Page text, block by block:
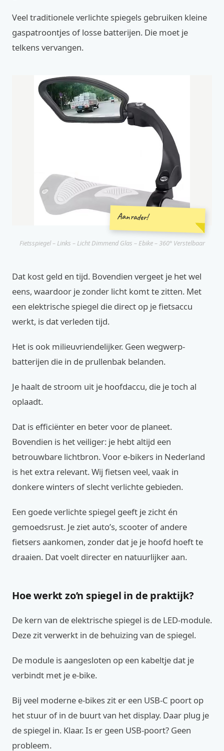
Veel traditionele verlichte spiegels gebruiken kleine
gaspatroontjes of losse batterijen. Die moet je
telkens vervangen.
Aanrader!
Fietsspiegel – Links – Licht Dimmend Glas – Ebike – 360° Verstelbaar
Dat kost geld en tijd. Bovendien vergeet je het wel
eens, waardoor je zonder licht komt te zitten. Met
een elektrische spiegel die direct op je fietsaccu
werkt, is dat verleden tijd.
Het is ook milieuvriendelijker. Geen wegwerp-
batterijen die in de prullenbak belanden.
Je haalt de stroom uit je hoofdaccu, die je toch al
oplaadt.
Dat is efficiënter en beter voor de planeet.
Bovendien is het veiliger: je hebt altijd een
betrouwbare lichtbron. Voor e-bikers in Nederland
is het extra relevant. Wij fietsen veel, vaak in
donkere winters of slecht verlichte gebieden.
Een goede verlichte spiegel geeft je zicht én
gemoedsrust. Je ziet auto’s, scooter of andere
fietsers aankomen, zonder dat je je hoofd hoeft te
draaien. Dat voelt directer en natuurlijker aan.
Hoe werkt zo’n spiegel in de praktijk?
De kern van de elektrische spiegel is de LED-module.
Deze zit verwerkt in de behuizing van de spiegel.
De module is aangesloten op een kabeltje dat je
verbindt met je e-bike.
Bij veel moderne e-bikes zit er een USB-C poort op
het stuur of in de buurt van het display. Daar plug je
de spiegel in. Klaar. Is er geen USB-poort? Geen
probleem.